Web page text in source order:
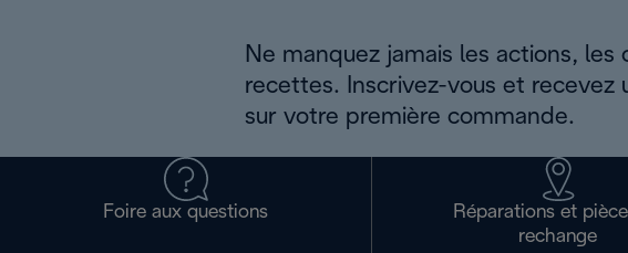
Ne manquez jamais les actions,
recettes. Inscrivez-vous et recevez
sur votre première commande.
Foire aux questions
Réparations et
rechange